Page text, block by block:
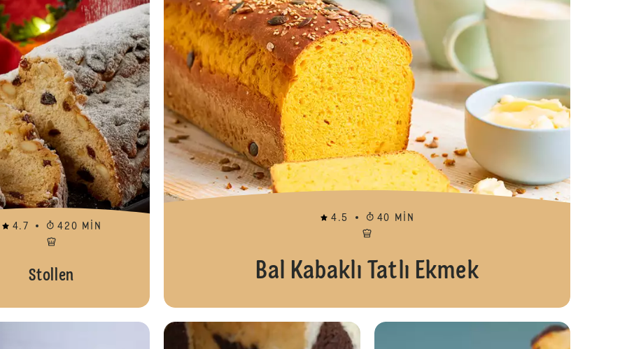
4.7 420 MIN
Stollen
4.5 40 MIN
Bal Kabaklı Tatlı Ekmek
Cheeseburger Muffin Gülen Güneş Mayalı Kek